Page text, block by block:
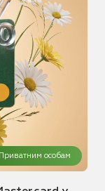
Приватним особам